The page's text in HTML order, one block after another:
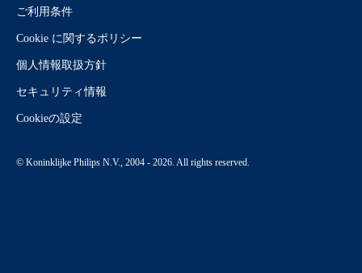
ご利用条件
Cookie に関するポリシー
個人情報取扱方針
セキュリティ情報
Cookieの設定
© Koninklijke Philips N.V., 2004 - 2026. All rights reserved.